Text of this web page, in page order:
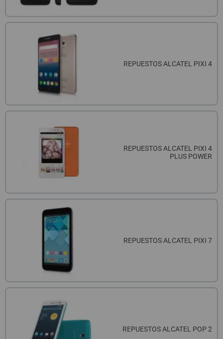
REPUESTOS ALCATEL PIXI 4
REPUESTOS ALCATEL PIXI 4
PLUS POWER
REPUESTOS ALCATEL PIXI 7
REPUESTOS ALCATEL POP 2